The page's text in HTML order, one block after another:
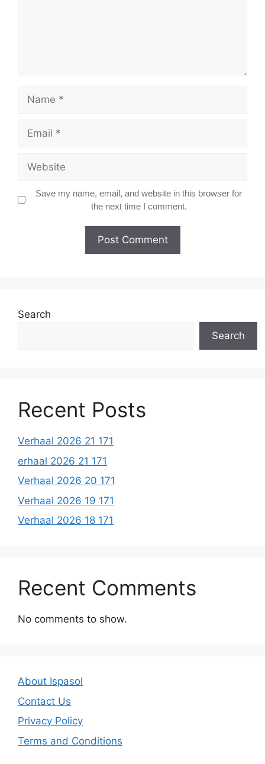
Save my name, email, and website in this browser for
the next time I comment.
Search
Search
Recent Posts
Verhaal 2026 21 171
erhaal 2026 21 171
Verhaal 2026 20 171
Verhaal 2026 19 171
Verhaal 2026 18 171
Recent Comments
No comments to show.
About Ispasol
Contact Us
Privacy Policy
Terms and Conditions